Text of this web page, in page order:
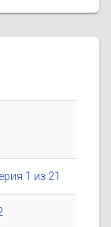
1 из 21